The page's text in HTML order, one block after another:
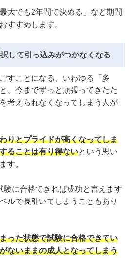
大でも2年間で決める」など期間
すすめします。
して引っ込みがつかなくなる
すことになる、いわゆる「多
、今までずっと頑張ってきたた
考えられなくなってしまう人が
りとプライドが高くなってしま
ることは有り得ないという思い
す。
験に合格できれば成功と言えます
ルで長引いてしまうこともあり
った状態で試験に合格できてい
ないままの成人となってしまう